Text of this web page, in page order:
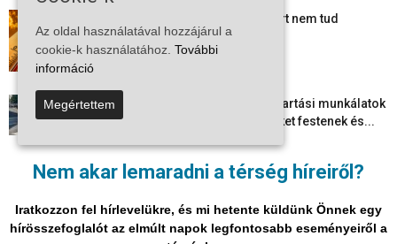
Nem akar lemaradni a térség híreiről?
Iratkozzon fel hírlevelükre, és mi hetente küldünk Önnek egy
hírösszefoglalót az elmúlt napok legfontosabb eseményeiről a
Mi történik Európa felett? Ezért nem tud
szabadulni a kontinens a...
2026-08-05
Folyamatosak a nyári karbantartási munkálatok
Kiskőrösön – útburkolati jeleket festenek és...
Bács-Kiskun útjain –...
2026-08-04
Az oldal használatával hozzájárul a
cookie-k használatához. További
információ
Megértettem